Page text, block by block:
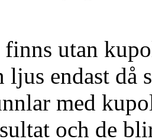
utan
ljus endast då
med
och de